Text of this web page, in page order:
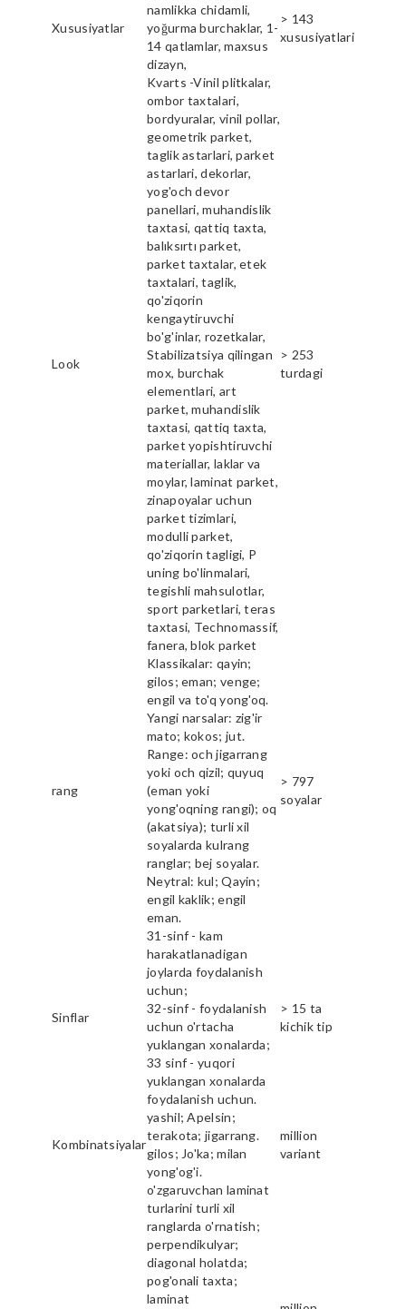
Xususiyatlar
namlikka chidamli,
yoğurma burchaklar, 1-
14 qatlamlar, maxsus
dizayn,
> 143
xususiyatlari
Look
Kvarts -Vinil plitkalar,
ombor taxtalari,
bordyuralar, vinil pollar,
geometrik parket,
taglik astarlari, parket
astarlari, dekorlar,
yog'och devor
panellari, muhandislik
taxtasi, qattiq taxta,
balıksırtı parket,
parket taxtalar, etek
taxtalari, taglik,
qo'ziqorin
kengaytiruvchi
bo'g'inlar, rozetkalar,
Stabilizatsiya qilingan
mox, burchak
elementlari, art
parket, muhandislik
taxtasi, qattiq taxta,
parket yopishtiruvchi
materiallar, laklar va
moylar, laminat parket,
zinapoyalar uchun
parket tizimlari,
modulli parket,
qo'ziqorin tagligi, P
uning bo'linmalari,
tegishli mahsulotlar,
sport parketlari, teras
taxtasi, Technomassif,
fanera, blok parket
> 253
turdagi
rang
Klassikalar: qayin;
gilos; eman; venge;
engil va to'q yong'oq.
Yangi narsalar: zig'ir
mato; kokos; jut.
Range: och jigarrang
yoki och qizil; quyuq
(eman yoki
yong'oqning rangi); oq
(akatsiya); turli xil
soyalarda kulrang
ranglar; bej soyalar.
Neytral: kul; Qayin;
engil kaklik; engil
eman.
> 797
soyalar
Sinflar
31-sinf - kam
harakatlanadigan
joylarda foydalanish
uchun;
32-sinf - foydalanish
uchun o'rtacha
yuklangan xonalarda;
33 sinf - yuqori
yuklangan xonalarda
foydalanish uchun.
> 15 ta
kichik tip
Kombinatsiyalar
yashil; Apelsin;
terakota; jigarrang.
gilos; Jo'ka; milan
yong'og'i.
million
variant
o'zgaruvchan laminat
turlarini turli xil
ranglarda o'rnatish;
perpendikulyar;
diagonal holatda;
pog'onali taxta;
laminat